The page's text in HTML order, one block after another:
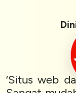
‘Situs web